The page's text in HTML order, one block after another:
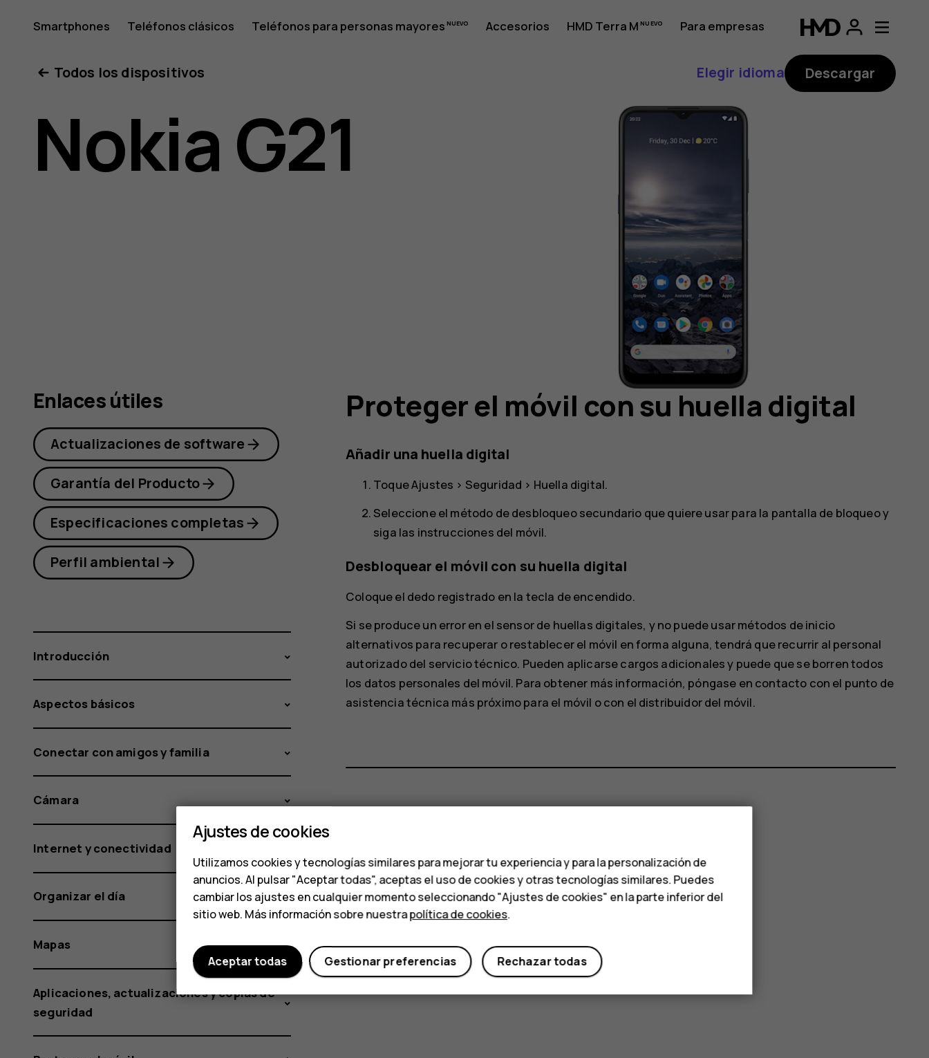
Guía
del
usuario
G21
Smartphones Teléfonos clásicos Teléfonos para personas mayores Accesorios HMD Terra M
Para empresas
Todos los dispositivos
Elegir idioma Descargar
Nokia G21
Proteger el móvil con su huella digital
Añadir una huella digital
ToqueAjustes > Seguridad > Huella digital.
Seleccione el método de desbloqueo secundario que quiere usar para la pantalla de bloqueo y
siga las instrucciones del móvil.
Desbloquear el móvil con su huella digital
Coloque el dedo registrado en la tecla de encendido.
Si se produce un error en el sensor de huellas digitales, y no puede usar métodos de inicio
alternativos para recuperar o restablecer el móvil en forma alguna, tendrá que recurrir al personal
autorizado del servicio técnico. Pueden aplicarse cargos adicionales y puede que se borren todos
los datos personales del móvil. Para obtener más información, póngase en contacto con el punto de
asistencia técnica más próximo para el móvil o con el distribuidor del móvil.
Sí No
Enlaces útiles
Actualizaciones de software
Garantía del Producto
Especificaciones completas
Perfil ambiental
Introducción
Aspectos básicos
Conectar con amigos y familia
Cámara
Internet y conectividad
Organizar el día
Mapas
Aplicaciones, actualizaciones y copias de
seguridad
Ajustes de cookies
Utilizamos cookies y tecnologías similares para mejorar tu experiencia y para la personalización de
anuncios. Al pulsar "Aceptar todas", aceptas el uso de cookies y otras tecnologías similares. Puedes
cambiar los ajustes en cualquier momento seleccionando "Ajustes de cookies" en la parte inferior del
sitio web. Más información sobre nuestrapolítica de cookies.
Rechazar todas
Gestionar preferencias
Aceptar todas